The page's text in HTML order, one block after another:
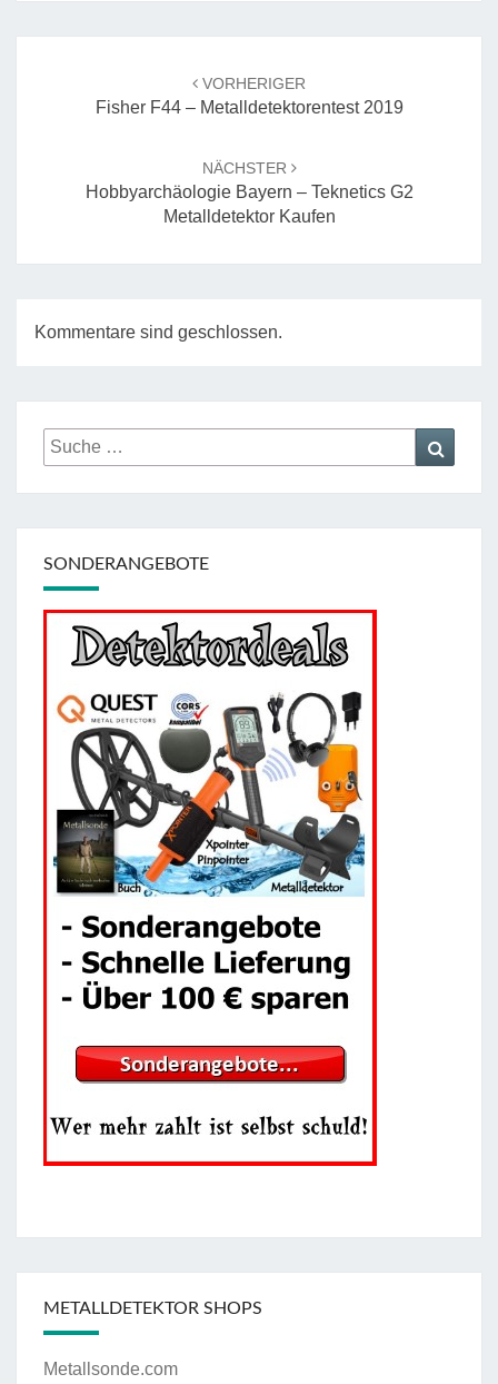
VORHERIGER
Fisher F44 – Metalldetektorentest 2019
NÄCHSTER
Hobbyarchäologie Bayern – Teknetics G2
Metalldetektor Kaufen
Kommentare sind geschlossen.
Suche
nach:
SONDERANGEBOTE
METALLDETEKTOR SHOPS
Metallsonde.com